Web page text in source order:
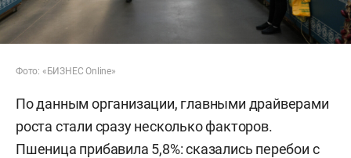
Фото: «БИЗНЕС Online»
По данным организации, главными драйверами
роста стали сразу несколько факторов.
Пшеница прибавила 5,8%: сказались перебои с